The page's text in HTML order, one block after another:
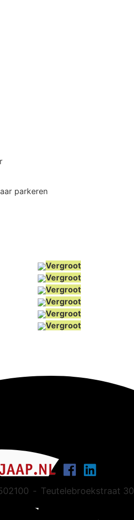
parkeren
Vergroot
Vergroot
Vergroot
Vergroot
Vergroot
Vergroot
- Teutelebroekstraat 30